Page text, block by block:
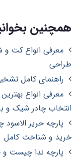
همچنین
معرفی انواع کت و
طراحی
راهنمای کامل
معرفی انواع
انتخاب چادر شیک و
پارچه حریر
خرید و شناخت کامل
پارچه ندا چیست و